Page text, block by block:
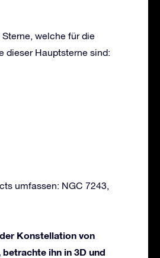
welche für die
dieser Hauptsterne sind:
umfassen: NGC 7243,
Konstellation von
ihn in 3D und